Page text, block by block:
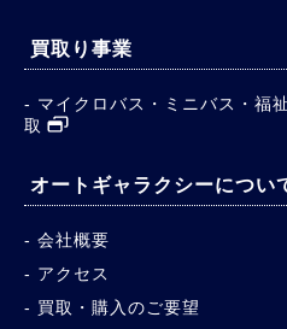
買取り事業
マイクロバス・ミニバス・福
取
オートギャラクシーについ
会社概要
アクセス
買取・購入のご要望